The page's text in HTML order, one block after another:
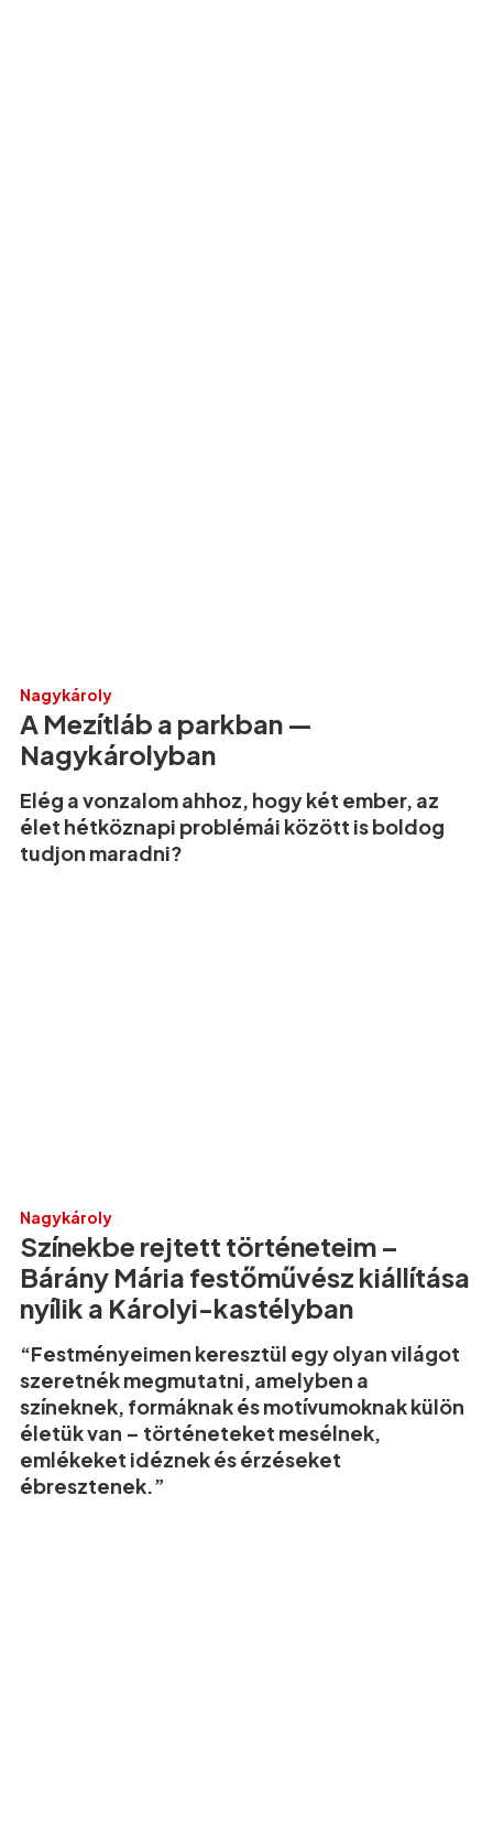
Nagykároly
A Mezítláb a parkban —
Nagykárolyban
Elég a vonzalom ahhoz, hogy két ember, az
élet hétköznapi problémái között is boldog
tudjon maradni?
Nagykároly
Színekbe rejtett történeteim –
Bárány Mária festőművész kiállítása
nyílik a Károlyi-kastélyban
“Festményeimen keresztül egy olyan világot
szeretnék megmutatni, amelyben a
színeknek, formáknak és motívumoknak külön
életük van – történeteket mesélnek,
emlékeket idéznek és érzéseket
ébresztenek.”